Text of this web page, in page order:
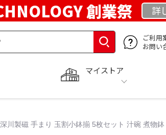
創業祭 詳
ご利用
お問い
マイストア
手まり 玉割小鉢揃 5枚セット 汁碗 煮物鉢